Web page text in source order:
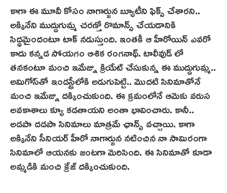
కాగా ఈ మూవీ కోసం నాగార్జున బ్యూటీని ఫిక్స్ చేశారని..
అక్కినేని ముద్దుగుమ్మ చరణ్తో రొమాన్స్ చేయడానికి
సిద్ధమైందంటూ టాక్ నడుస్తుంది. ఇంతకీ ఆ హీరోయిన్ ఎవరో
కాదు కన్నడ సోయగం ఆశిక రంగనాథ్. టాలీవుడ్ లో
తనకంటూ మంచి ఇమేజ్ను క్రియేట్ చేసుకున్న ఈ ముద్దుగుమ్మ..
అమిగోస్‌తో ఇండస్ట్రీలోకి అడుగుపెట్టి.. మొదటి సినిమాతోనే
మంచి ఇమేజ్ను దక్కించుకుంది. ఈ క్రమంలోనే ఆమెకు వరుస
అవకాశాలు క్యూ కడతాయని అంతా భావించారు. కానీ..
అడపా దడపా సినిమాలు మాత్రమే ఛాన్స్ వ‌చ్చాయి. కాగా
అక్కినేని సీనియర్ హీరో నాగార్జున నటించిన నా సామిరంగా
సినిమాలో ఆయనకు జంటగా మెరిసింది. ఈ సినిమాతో కూడా
అమ్మడికి మంచి క్రేజ్ దక్కించుకుంది.